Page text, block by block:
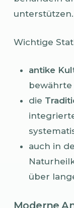
unterstützen.
Wichtige
antike
die
auch in
über
Moderne